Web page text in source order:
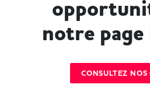
notre
CONSULTEZ NOS